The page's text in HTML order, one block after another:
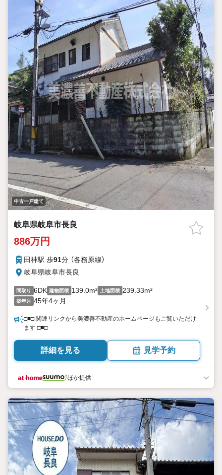
中古一戸建て
岐阜県岐阜市長良
886万円
田神駅 歩91分 （各務原線）
岐阜県岐阜市長良
間取り 6DK 建物面積 139.0m² 土地面積 239.33m²
築年月 45年4ヶ月
□■□ 関連リンクから美濃善不動産のホームページもご覧いただけ
ます □■□
詳細を見る 見学予約
ほか提供